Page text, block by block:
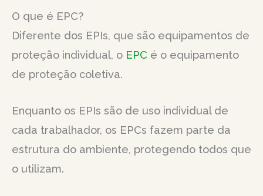
O que é EPC?
Diferente dos EPIs, que são equipamentos de
proteção individual, o EPC é o equipamento
de proteção coletiva.
Enquanto os EPIs são de uso individual de
cada trabalhador, os EPCs fazem parte da
estrutura do ambiente, protegendo todos que
o utilizam.